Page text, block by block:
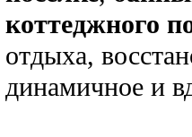
коттеджного
отдыха,
динамичное и